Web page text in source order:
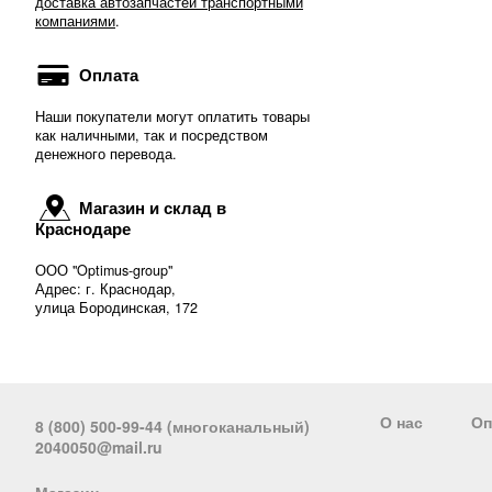
компаниями.
Оплата
Наши покупатели могут оплатить товары
как наличными, так и посредством
денежного перевода.
Магазин и склад в
Краснодаре
ООО "Optimus-group"
Адрес: г. Краснодар,
улица Бородинская, 172
8 (800) 500-99-44 (многоканальный)
2040050@mail.ru
О нас